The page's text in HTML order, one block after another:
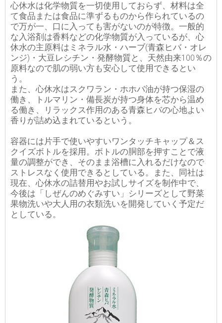
心休水は化学物質を一切使用しておらず、材料は全
て食品または食品に準ずるものから作られているの
で万が一、口に入っても害がないのが特徴。一般的
な入浴剤は香料などの化学物質が入っているが、心
休水の主原料はミネラル水・ハーブ(青森ヒバ・オレ
ンジ)・大豆レシチン・発酵物質と、天然由来100％の
原料なので肌の弱い方も安心して使用できるとい
う。
また、心休水はスクワラン・ホホバ油が持つ保湿の
働き、トルマリン・備長炭が持つ身体を芯から温め
る働き、リラックス作用のある青森ヒバの心地よい
香りが詰め込まれているという。
容器には片手で使いやすいワンタッチキャップ＆ス
クイズボトルを採用。ボトルの胴部を押すことで液
量の調整ができ、そのまま浴槽に入れるだけなので
ストレスなく使用できるとしている。また、同社は
現在、心休水の詰替用やお試しサイズを制作中で、
今後は「しぜんのめぐみすい」シリーズとして野菜
果物洗いや大人用の衣類洗いを開発していく予定だ
としている。